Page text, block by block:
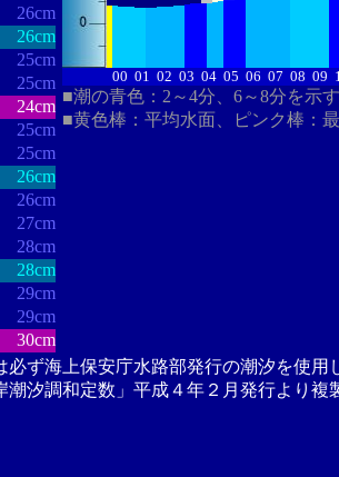
26cm
26cm
25cm
25cm
24cm
25cm
25cm
26cm
26cm
27cm
28cm
28cm
29cm
29cm
30cm
00 01 02 03 04 05 06 07 08 09
■潮の青色：2～4分、6～8分を示
■黄色棒：平均水面、ピンク棒：
ず海上保安庁水路部発行の潮汐を使用
汐調和定数」平成４年２月発行より複